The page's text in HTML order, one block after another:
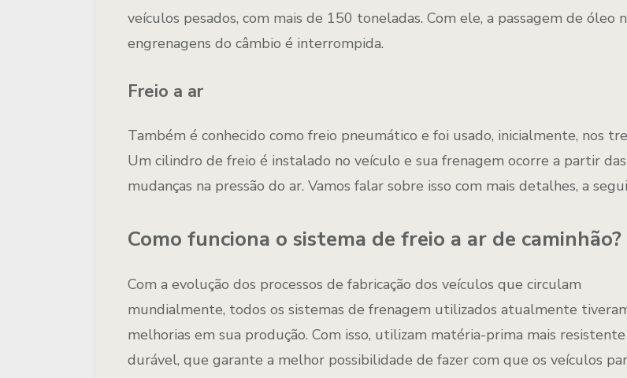
veículos pesados, com mais de 150 toneladas. Com ele, a passagem de óleo
engrenagens do câmbio é interrompida.
Freio a ar
Também é conhecido como freio pneumático e foi usado, inicialmente, nos
Um cilindro de freio é instalado no veículo e sua frenagem ocorre a partir das
mudanças na pressão do ar. Vamos falar sobre isso com mais detalhes, a
Como funciona o sistema de freio a ar de caminhão?
Com a evolução dos processos de fabricação dos veículos que circulam
mundialmente, todos os sistemas de frenagem utilizados atualmente
melhorias em sua produção. Com isso, utilizam matéria-prima mais
durável, que garante a melhor possibilidade de fazer com que os veículos